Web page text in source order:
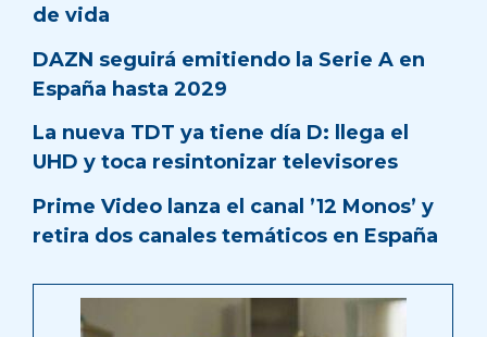
de vida
DAZN seguirá emitiendo la Serie A en
España hasta 2029
La nueva TDT ya tiene día D: llega el
UHD y toca resintonizar televisores
Prime Video lanza el canal ’12 Monos’ y
retira dos canales temáticos en España